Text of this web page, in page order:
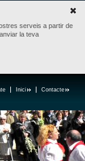
serveis a partir de
la teva
Contacte
Inici